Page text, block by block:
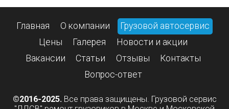
Главная О компании
Грузовой автосервис
Цены
Галерея
Новости и акции
Вакансии
Статьи Отзывы
Контакты
Вопрос-ответ
©2016-2025.Все права защищены. Грузовой сервис